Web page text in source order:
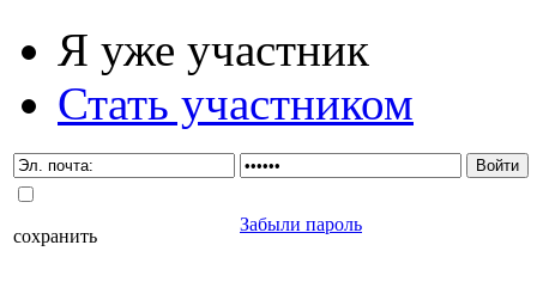
Я уже участник
Стать участником
сохранить
Забыли пароль